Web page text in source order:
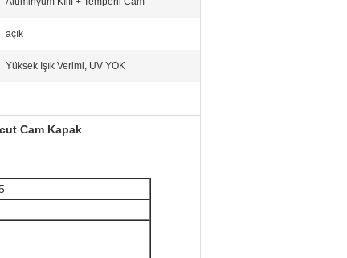
açık
Yüksek Işık Verimi, UV YOK
Cam Kapak